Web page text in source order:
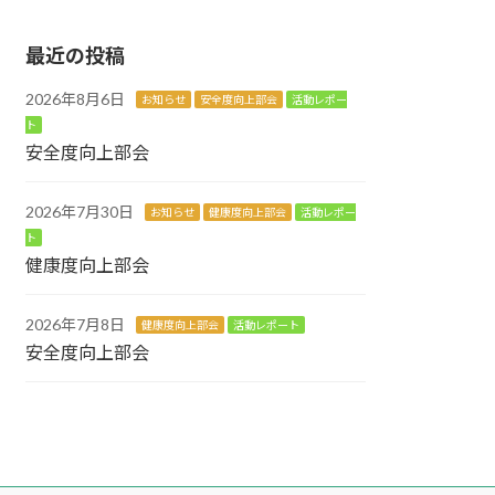
最近の投稿
2026年8月6日 お知らせ 安全度向上部会
活動レポー
ト
安全度向上部会
2026年7月30日 お知らせ 健康度向上部会
活動レポー
ト
健康度向上部会
2026年7月8日 健康度向上部会 活動レポート
安全度向上部会